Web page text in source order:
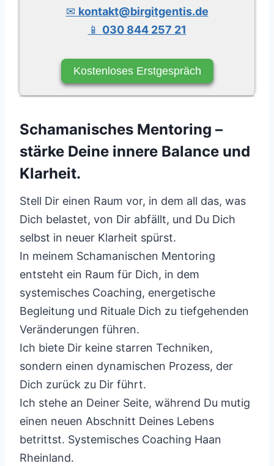
✉ kontakt@birgitgentis.de
📱 030 844 257 21
Kostenloses Erstgespräch
Schamanisches Mentoring –
stärke Deine innere Balance und
Klarheit.
Stell Dir einen Raum vor, in dem all das, was
Dich belastet, von Dir abfällt, und Du Dich
selbst in neuer Klarheit spürst.
In meinem Schamanischen Mentoring
entsteht ein Raum für Dich, in dem
systemisches Coaching, energetische
Begleitung und Rituale Dich zu tiefgehenden
Veränderungen führen.
Ich biete Dir keine starren Techniken,
sondern einen dynamischen Prozess, der
Dich zurück zu Dir führt.
Ich stehe an Deiner Seite, während Du mutig
einen neuen Abschnitt Deines Lebens
betrittst. Systemisches Coaching Haan
Rheinland.